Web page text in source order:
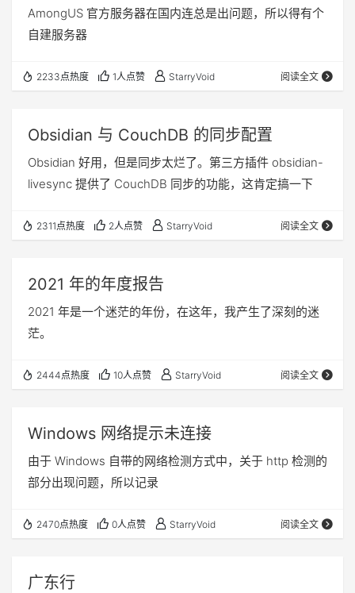
AmongUS 官方服务器在国内连总是出问题，所以得有个
自建服务器
2233点热度 1人点赞 StarryVoid 阅读全文
Obsidian 与 CouchDB 的同步配置
Obsidian 好用，但是同步太烂了。第三方插件 obsidian-
livesync 提供了 CouchDB 同步的功能，这肯定搞一下
2311点热度 2人点赞 StarryVoid 阅读全文
2021 年的年度报告
2021 年是一个迷茫的年份，在这年，我产生了深刻的迷
茫。
2444点热度 10人点赞 StarryVoid 阅读全文
Windows 网络提示未连接
由于 Windows 自带的网络检测方式中，关于 http 检测的
部分出现问题，所以记录
2470点热度 0人点赞 StarryVoid 阅读全文
广东行